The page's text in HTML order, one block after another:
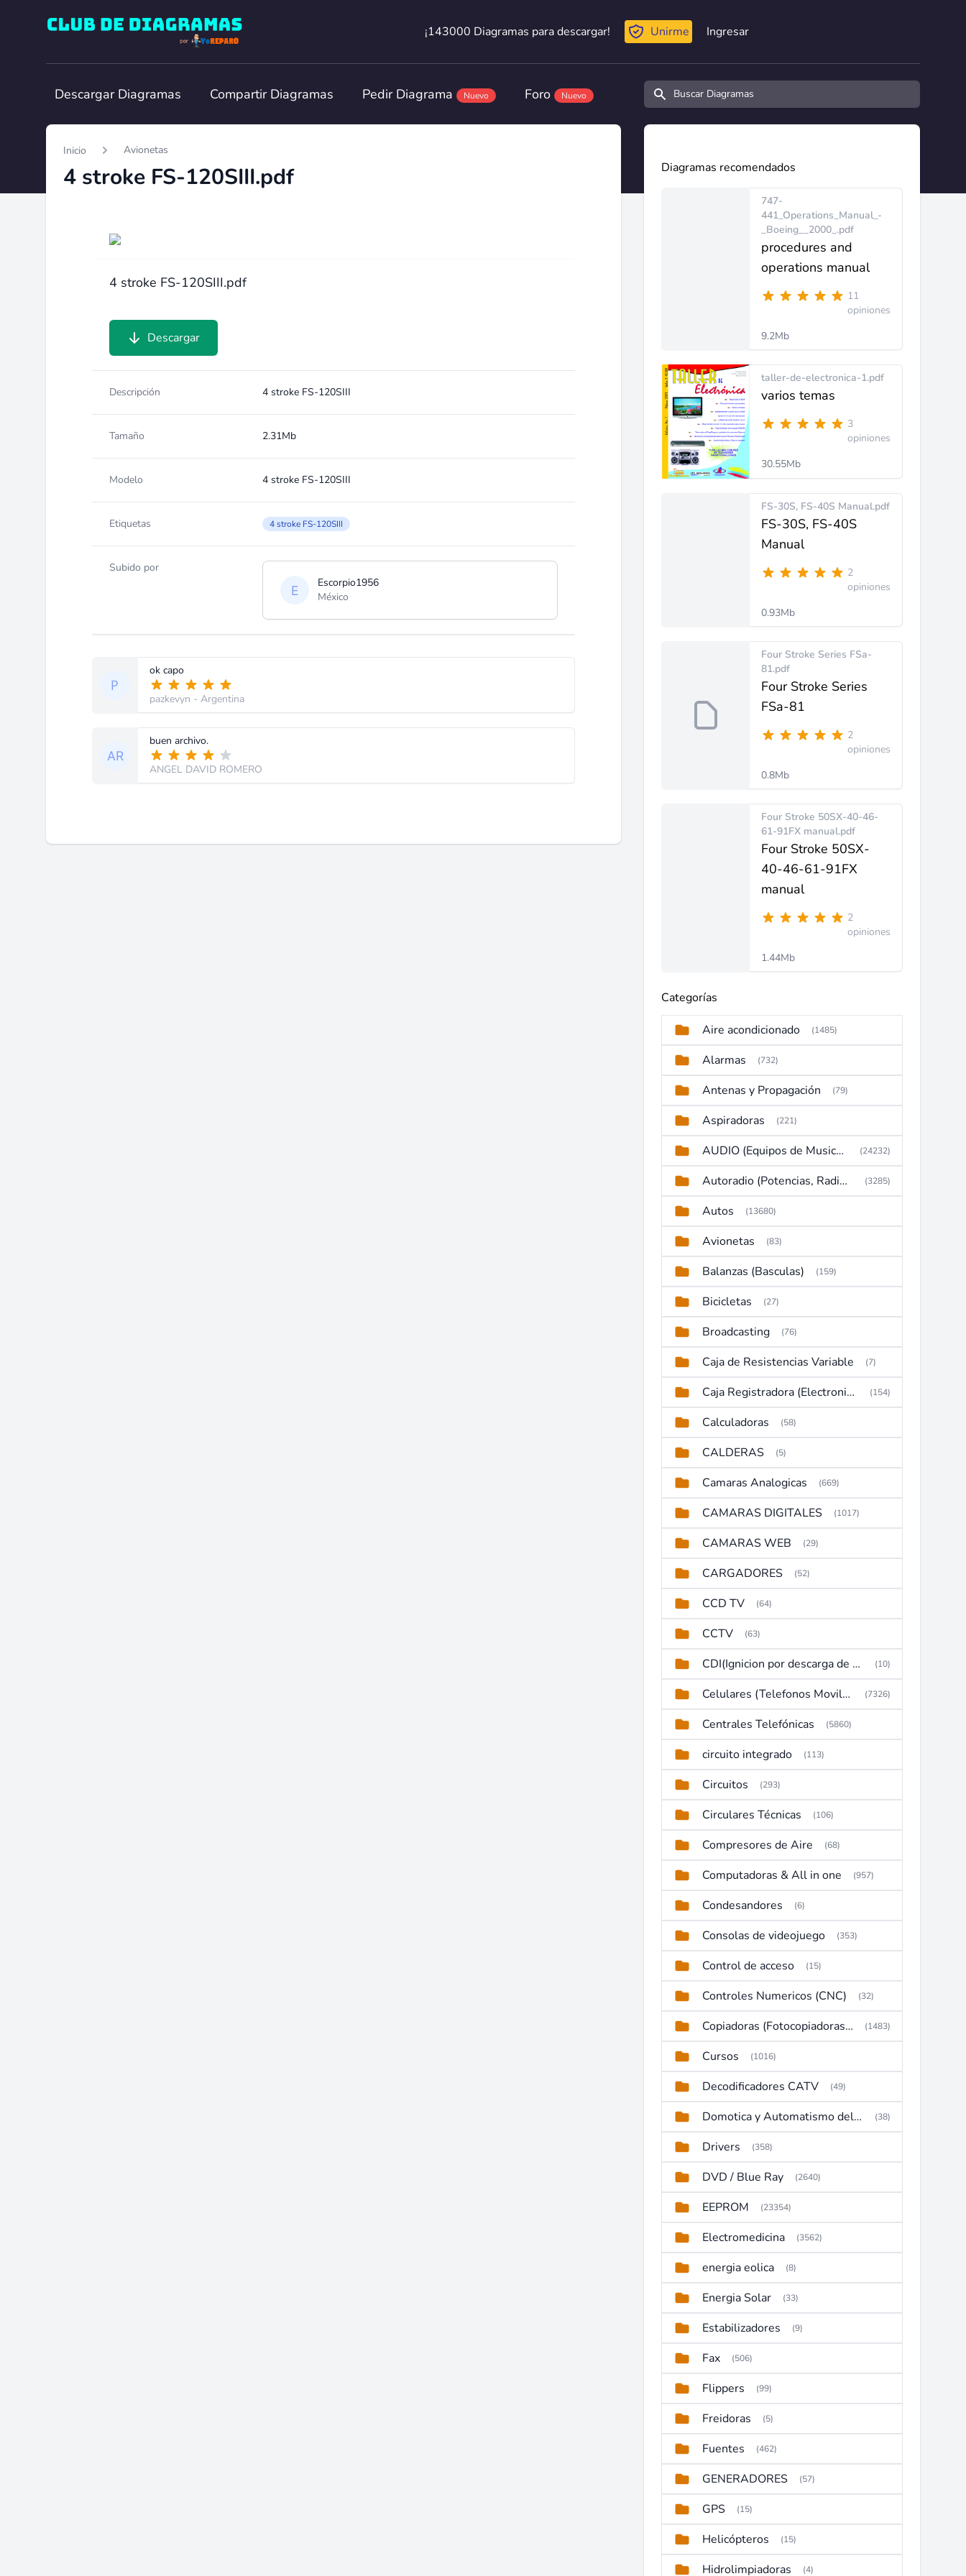
Club de Diagramas
¡143000 Diagramas para descargar!
¡143000 Diagramas para descargar! Unirme Ingresar
Descargar Diagramas Compartir Diagramas Pedir Diagrama Nuevo Foro Nuevo Buscar diagramas y manuales
Inicio Avionetas
4 stroke FS-120SIII.pdf
4 stroke FS-120SIII.pdf
Descargar
Descripción 4 stroke FS-120SIII
Tamaño 2.31Mb
Modelo 4 stroke FS-120SIII
Etiquetas 4 stroke FS-120SIII
Subido por
Escorpio1956
México
ok capo
pazkevyn - Argentina
buen archivo.
ANGEL DAVID ROMERO
Diagramas recomendados
747-
441_Operations_Manual_-
_Boeing__2000_.pdf
procedures and
operations manual
11
opiniones
9.2Mb
taller-de-electronica-1.pdf
varios temas
3
opiniones
30.55Mb
FS-30S, FS-40S Manual.pdf
FS-30S, FS-40S
Manual
2
opiniones
0.93Mb
Four Stroke Series FSa-
81.pdf
Four Stroke Series
FSa-81
2
opiniones
0.8Mb
Four Stroke 50SX-40-46-
61-91FX manual.pdf
Four Stroke 50SX-
40-46-61-91FX
manual
2
opiniones
1.44Mb
Categorías
Aire acondicionado (1485)
Alarmas (732)
Antenas y Propagación (79)
Aspiradoras (221)
AUDIO (Equipos de Musica, Amplificadores, Reproductores, Etc) (24232)
Autoradio (Potencias, Radios y DVD) (3285)
Autos (13680)
Avionetas (83)
Balanzas (Basculas) (159)
Bicicletas (27)
Broadcasting (76)
Caja de Resistencias Variable (7)
Caja Registradora (Electronic Cash Register) (154)
Calculadoras (58)
CALDERAS (5)
Camaras Analogicas (669)
CAMARAS DIGITALES (1017)
CAMARAS WEB (29)
CARGADORES (52)
CCD TV (64)
CCTV (63)
CDI(Ignicion por descarga de capacitor) (10)
Celulares (Telefonos Moviles) (7326)
Centrales Telefónicas (5860)
circuito integrado (113)
Circuitos (293)
Circulares Técnicas (106)
Compresores de Aire (68)
Computadoras & All in one (957)
Condesandores (6)
Consolas de videojuego (353)
Control de acceso (15)
Controles Numericos (CNC) (32)
Copiadoras (Fotocopiadoras, Multifunctions, Ploter, etc) (1483)
Cursos (1016)
Decodificadores CATV (49)
Domotica y Automatismo del hogar (38)
Drivers (358)
DVD / Blue Ray (2640)
EEPROM (23354)
Electromedicina (3562)
energia eolica (8)
Energia Solar (33)
Estabilizadores (9)
Fax (506)
Flippers (99)
Freidoras (5)
Fuentes (462)
GENERADORES (57)
GPS (15)
Helicópteros (15)
Hidrolimpiadoras (4)